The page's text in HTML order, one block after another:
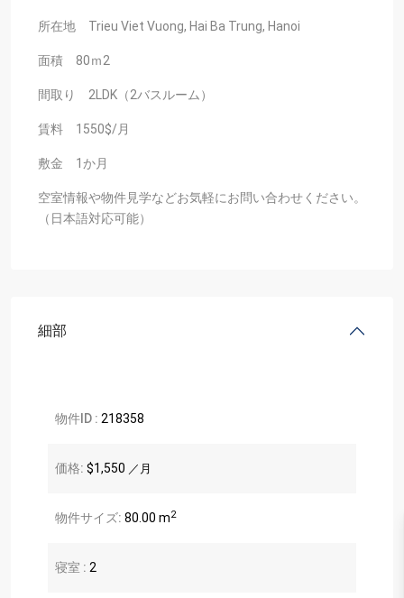
所在地 Trieu Viet Vuong, Hai Ba Trung, Hanoi
面積 80ｍ2
間取り 2LDK（2バスルーム）
賃料 1550$/月
敷金 1か月
空室情報や物件見学などお気軽にお問い合わせください。
（日本語対応可能）
細部
物件ID : 218358
価格: $1,550 ／月
物件サイズ: 80.00 m2
寝室 : 2